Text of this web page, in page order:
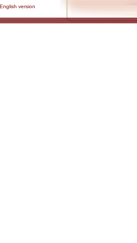
English version